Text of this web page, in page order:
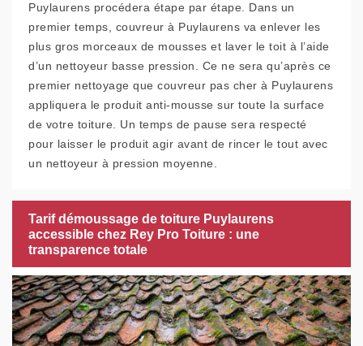
Puylaurens procédera étape par étape. Dans un
premier temps, couvreur à Puylaurens va enlever les
plus gros morceaux de mousses et laver le toit à l’aide
d’un nettoyeur basse pression. Ce ne sera qu’après ce
premier nettoyage que couvreur pas cher à Puylaurens
appliquera le produit anti-mousse sur toute la surface
de votre toiture. Un temps de pause sera respecté
pour laisser le produit agir avant de rincer le tout avec
un nettoyeur à pression moyenne.
Tarif démoussage de toiture Puylaurens
accessible chez Rey Pro Toiture : une
transparence totale